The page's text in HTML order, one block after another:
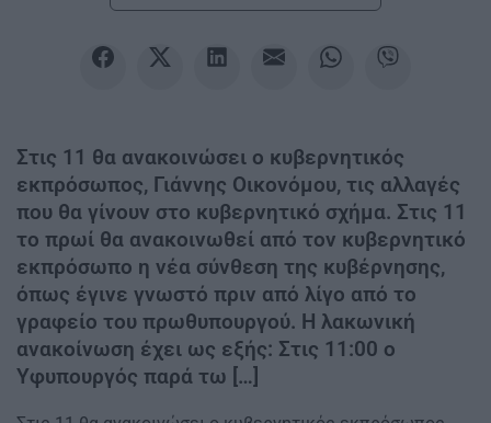
Στις 11 θα ανακοινώσει ο κυβερνητικός
εκπρόσωπος, Γιάννης Οικονόμου, τις αλλαγές
που θα γίνουν στο κυβερνητικό σχήμα. Στις 11
το πρωί θα ανακοινωθεί από τον κυβερνητικό
εκπρόσωπο η νέα σύνθεση της κυβέρνησης,
όπως έγινε γνωστό πριν από λίγο από το
γραφείο του πρωθυπουργού. Η λακωνική
ανακοίνωση έχει ως εξής: Στις 11:00 ο
Υφυπουργός παρά τω […]